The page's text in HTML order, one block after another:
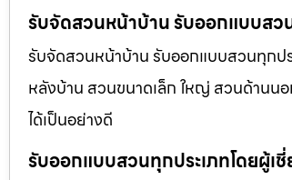
รับจัดสวนหน้าบ้าน รับออกแบบสว
รับจัดสวนหน้าบ้าน รับออกแบบสวนทุกป
หลังบ้าน สวนขนาดเล็ก ใหญ่ สวนด้านน
ได้เป็นอย่างดี
รับออกแบบสวนทุกประเภทโดยผู้เ